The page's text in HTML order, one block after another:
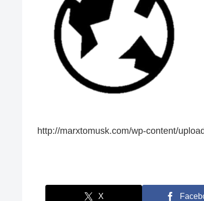
http://marxtomusk.com/wp-content/
X